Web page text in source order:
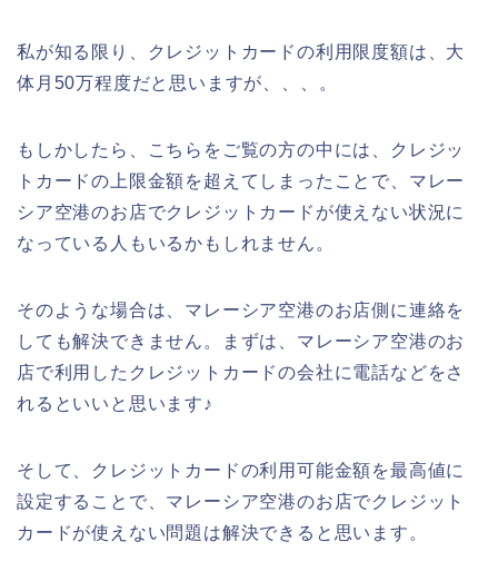
私が知る限り、クレジットカードの利用限度額は、大
体月50万程度だと思いますが、、、。
もしかしたら、こちらをご覧の方の中には、クレジッ
トカードの上限金額を超えてしまったことで、マレー
シア空港のお店でクレジットカードが使えない状況に
なっている人もいるかもしれません。
そのような場合は、マレーシア空港のお店側に連絡を
しても解決できません。まずは、マレーシア空港のお
店で利用したクレジットカードの会社に電話などをさ
れるといいと思います♪
そして、クレジットカードの利用可能金額を最高値に
設定することで、マレーシア空港のお店でクレジット
カードが使えない問題は解決できると思います。